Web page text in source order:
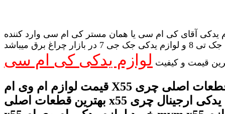
یدکی آقای کی ام سی یا همان مستر کی ام سی وارد کننده
لوازم یدکی جک تی 8 و لوازم یدکی جک جی 7 در بازار چراغ برق میباشد
قیمت و کیفیت لوازم یدکی کی ام سی
قیمت لوازم ام وی ام X55 قطعات اصلی چری x55
بهترین قطعات اصلی x55 لوازم یدکی ارجینال چری mvm